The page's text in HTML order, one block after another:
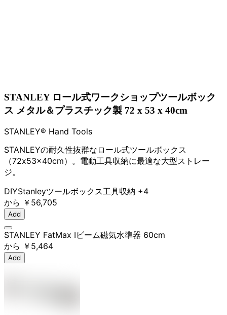
STANLEY ロール式ワークショップツールボック
ス メタル＆プラスチック製 72 x 53 x 40cm
STANLEY® Hand Tools
STANLEYの耐久性抜群なロール式ツールボックス
（72x53x40cm）。電動工具収納に最適な大型ストレー
ジ。
DIYStanleyツールボックス工具収納 +4
から ￥56,705
Add
STANLEY FatMax Iビーム磁気水準器 60cm
から ￥5,464
Add